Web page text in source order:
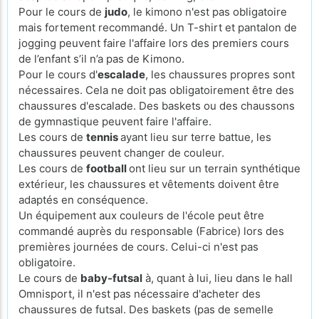
Pour le cours de judo, le kimono n'est pas obligatoire
mais fortement recommandé. Un T-shirt et pantalon de
jogging peuvent faire l'affaire lors des premiers cours
de l’enfant s’il n’a pas de Kimono.
Pour le cours d'escalade, les chaussures propres sont
nécessaires. Cela ne doit pas obligatoirement être des
chaussures d'escalade. Des baskets ou des chaussons
de gymnastique peuvent faire l'affaire.
Les cours de tennisayant lieu sur terre battue, les
chaussures peuvent changer de couleur.
Les cours de footballont lieu sur un terrain synthétique
extérieur, les chaussures et vêtements doivent être
adaptés en conséquence.
Un équipement aux couleurs de l'école peut être
commandé auprès du responsable (Fabrice) lors des
premières journées de cours. Celui-ci n'est pas
obligatoire.
Le cours de baby-futsal à, quant à lui, lieu dans le hall
Omnisport, il n'est pas nécessaire d'acheter des
chaussures de futsal. Des baskets (pas de semelle